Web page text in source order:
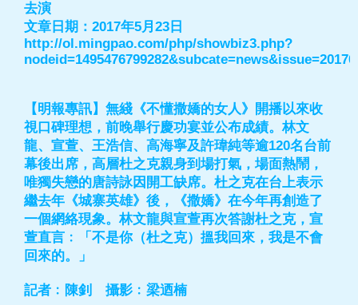
去演
文章日期：2017年5月23日
http://ol.mingpao.com/php/showbiz3.php?
【明報專訊】無綫《不懂撒嬌的女人》開播以來收
視口碑理想，前晚舉行慶功宴並公布成績。林文
龍、宣萱、王浩信、高海寧及許瑋純等逾120名台前
幕後出席，高層杜之克親身到場打氣，場面熱鬧，
唯獨失戀的唐詩詠因開工缺席。杜之克在台上表示
繼去年《城寨英雄》後，《撒嬌》在今年再創造了
一個網絡現象。林文龍與宣萱再次答謝杜之克，宣
萱直言﹕「不是你（杜之克）搵我回來，我是不會
回來的。」
記者﹕陳釗 攝影﹕梁迺楠